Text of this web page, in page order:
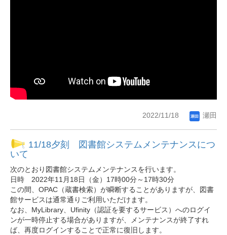
2022/11/18 瀬田
11/18夕刻 図書館システムメンテナンスにつ
いて
次のとおり図書館システムメンテナンスを行います。
日時 2022年11月18日（金）17時00分～17時30分
この間、OPAC（蔵書検索）が瞬断することがありますが、図書
館サービスは通常通りご利用いただけます。
なお、MyLibrary、Ufinity（認証を要するサービス）へのログイ
ンが一時停止する場合がありますが、メンテナンスが終了すれ
ば、再度ログインすることで正常に復旧します。